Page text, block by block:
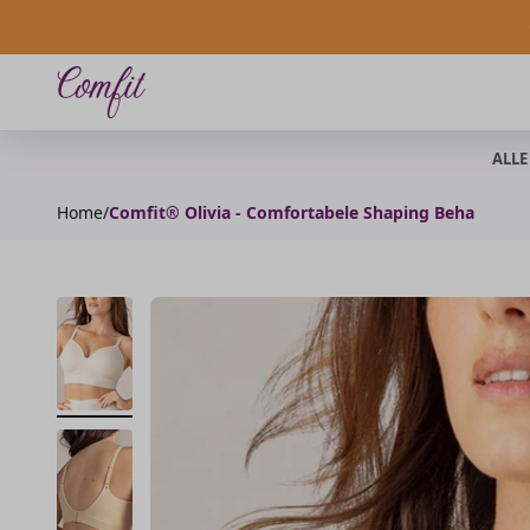
Comfit NL/BE
Home/Comfit® Olivia - Comfortabele Shaping Beha